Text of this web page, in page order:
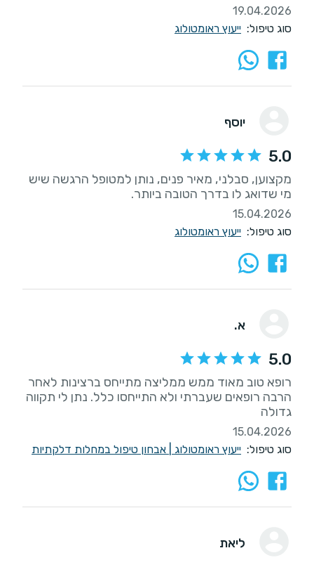
19.04.2026
סוג טיפול: ייעוץ ראומטולוג
יוסף
5.0
מקצוען, סבלני, מאיר פנים, נותן למטופל הרגשה שיש
מי שדואג לו בדרך הטובה ביותר.
15.04.2026
סוג טיפול: ייעוץ ראומטולוג
א.
5.0
רופא טוב מאוד ממש ממליצה מתייחס ברצינות לאחר
הרבה רופאים שעברתי ולא התייחסו כלל. נתן לי תקווה
גדולה
15.04.2026
סוג טיפול: ייעוץ ראומטולוג אבחון טיפול במחלות דלקתיות
ליאת